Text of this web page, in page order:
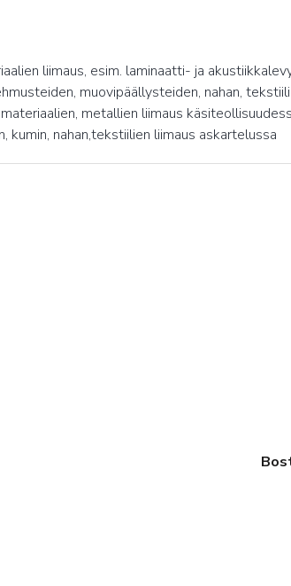
liimaus, esim. laminaatti- ja
muovipäällysteiden, nahan,
metallien liimaus
kumin, nahan,tekstiilien liimaus askartelussa